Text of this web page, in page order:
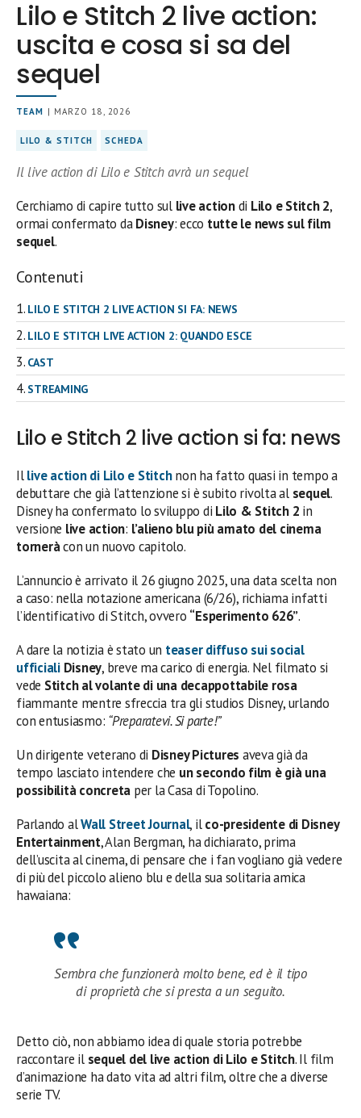
Lilo e Stitch 2 live action:
uscita e cosa si sa del
sequel
TEAM | MARZO 18, 2026
LILO & STITCH SCHEDA
Il live action di Lilo e Stitch avrà un sequel
Cerchiamo di capire tutto sul live actiondi Lilo e Stitch 2,
ormai confermato daDisney: ecco tutte le news sul film
sequel.
Contenuti
LILO E STITCH 2 LIVE ACTION SI FA: NEWS
LILO E STITCH LIVE ACTION 2: QUANDO ESCE
CAST
STREAMING
Lilo e Stitch 2 live action si fa: news
Illive action di Lilo e Stitchnon ha fatto quasi in tempo a
debuttare che già l’attenzione si è subito rivolta al sequel.
Disney ha confermato lo sviluppo di Lilo & Stitch 2 in
versione live action: l’alieno blu più amato del cinema
torneràcon un nuovo capitolo.
L’annuncio è arrivato il 26 giugno 2025, una data scelta non
a caso: nella notazione americana (6/26), richiama infatti
l’identificativo di Stitch, ovvero “Esperimento 626”.
A dare la notizia è stato un teaser diffuso sui social
ufficialiDisney, breve ma carico di energia. Nel filmato si
vede Stitch al volante di una decappottabile rosa
fiammante mentre sfreccia tra gli studios Disney, urlando
con entusiasmo: “Preparatevi. Si parte!”
Un dirigente veterano di Disney Pictures aveva già da
tempo lasciato intendere che un secondo film è già una
possibilità concreta per la Casa di Topolino.
Parlando alWall Street Journal, ilco-presidente di Disney
Entertainment, Alan Bergman, ha dichiarato, prima
dell’uscita al cinema, di pensare che i fan vogliano già vedere
di più del piccolo alieno blu e della sua solitaria amica
hawaiana:
Sembra che funzionerà molto bene, ed è il tipo
di proprietà che si presta a un seguito.
Detto ciò, non abbiamo idea di quale storia potrebbe
raccontare il sequel del live action di Lilo e Stitch. Il film
d’animazione ha dato vita ad altri film, oltre che a diverse
serie TV.